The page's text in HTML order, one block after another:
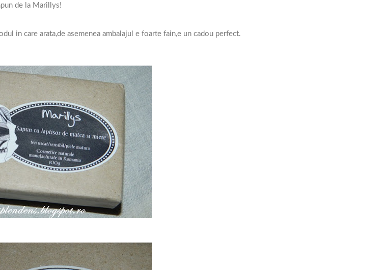
de la Marillys!
in care arata,de asemenea ambalajul e foarte fain,e un cadou perfect.